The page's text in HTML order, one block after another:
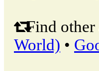
Find other
World) •